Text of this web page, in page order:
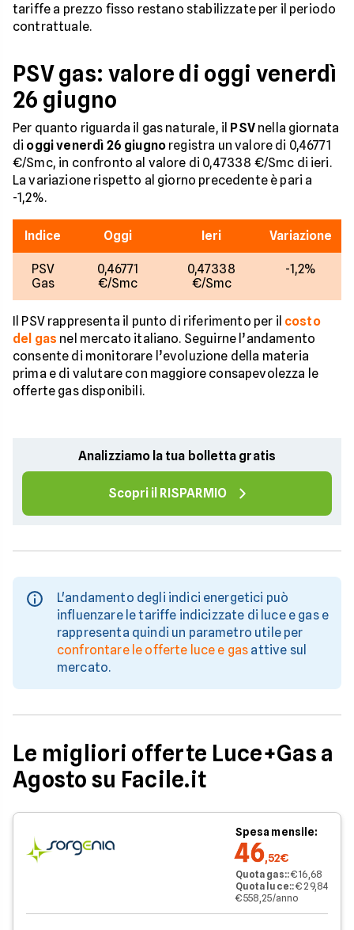
tariffe a prezzo fisso restano stabilizzate per il periodo
contrattuale.
PSV gas: valore di oggi venerdì
26 giugno
Per quanto riguarda il gas naturale, il PSVnella giornata
di oggi venerdì 26 giugno registra un valore di 0,46771
€/Smc, in confronto al valore di 0,47338 €/Smc di ieri.
La variazione rispetto al giorno precedente è pari a
-1,2%.
Indice Oggi Ieri Variazione
PSV
Gas
0,46771
€/Smc
0,47338
€/Smc
-1,2%
Il PSV rappresenta il punto di riferimento per il costo
del gas nel mercato italiano. Seguirne l’andamento
consente di monitorare l’evoluzione della materia
prima e di valutare con maggiore consapevolezza le
offerte gas disponibili.
Analizziamo la tua bolletta gratis
Scopri il RISPARMIO
L'andamento degli indici energetici può
influenzare le tariffe indicizzate di luce e gas e
rappresenta quindi un parametro utile per
confrontare le offerte luce e gas attive sul
mercato.
Le migliori offerte Luce+Gas a
Agosto su Facile.it
Spesa mensile:
46,52€
Quota gas::€ 16,68
Quota luce::€ 29,84
€ 558,25/anno